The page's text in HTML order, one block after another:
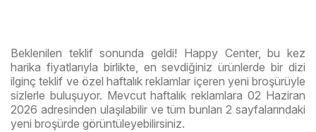
Beklenilen teklif sonunda geldi! Happy Center, bu kez
harika fiyatlarıyla birlikte, en sevdiğiniz ürünlerde bir dizi
ilginç teklif ve özel haftalık reklamlar içeren yeni broşürüyle
sizlerle buluşuyor. Mevcut haftalık reklamlara 02 Haziran
2026 adresinden ulaşılabilir ve tüm bunları 2 sayfalarındaki
yeni broşürde görüntüleyebilirsiniz.